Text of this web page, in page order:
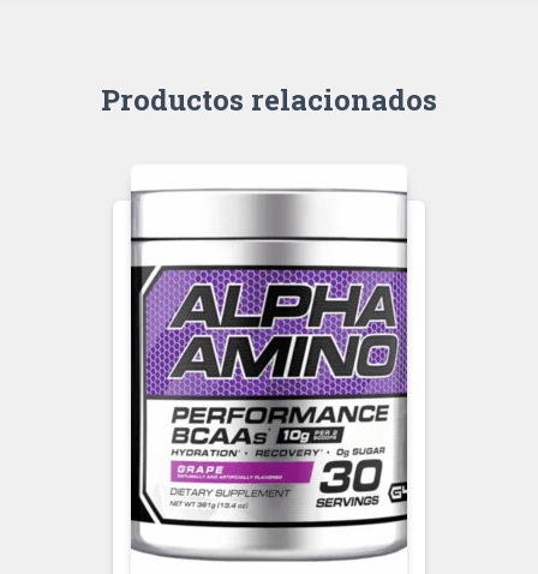
Productos relacionados